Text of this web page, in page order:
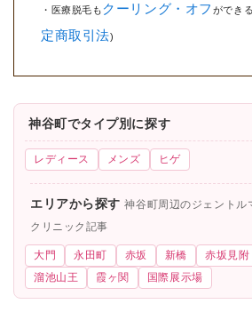
・医療脱毛も クーリング・オフ ができ
定商取引法)
神谷町でタイプ別に探す
レディース メンズ ヒゲ
エリアから探す神谷町周辺のジェントル
クリニック記事
大門 永田町 赤坂 新橋 赤坂見附
溜池山王
霞ヶ関 国際展示場